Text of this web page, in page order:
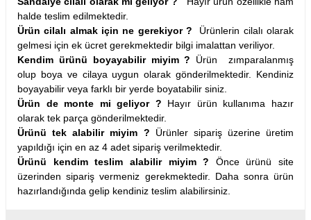
halde teslim edilmektedir.
Ürün cilalı almak için ne gerekiyor ? Ürünlerin cilalı olarak
gelmesi için ek ücret gerekmektedir bilgi imalattan veriliyor.
Kendim ürünü boyayabilir miyim ? Ürün zımparalanmış
olup boya ve cilaya uygun olarak gönderilmektedir. Kendiniz
boyayabilir veya farklı bir yerde boyatabilir siniz.
Ürün de monte mi geliyor ? Hayır ürün kullanıma hazır
olarak tek parça gönderilmektedir.
Ürünü tek alabilir miyim ? Ürünler sipariş üzerine üretim
yapıldığı için en az 4 adet sipariş verilmektedir.
Ürünü kendim teslim alabilir miyim ? Önce ürünü site
üzerinden sipariş vermeniz gerekmektedir. Daha sonra ürün
hazırlandığında gelip kendiniz teslim alabilirsiniz.